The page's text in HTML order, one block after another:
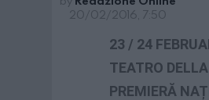
20/02/2016, 7:50
23 / 24
TEATRO
PREMIERĂ